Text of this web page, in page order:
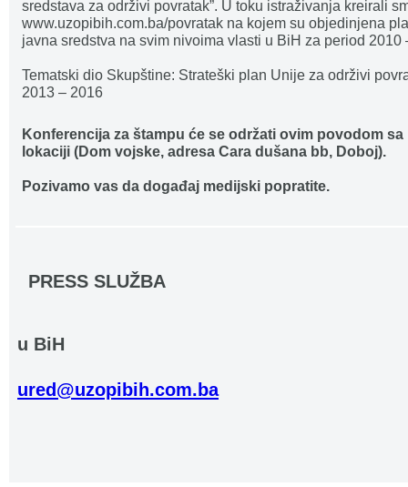
sredstava za održivi povratak”. U toku istraživanja kreirali
www.uzopibih.com.ba/povratak na kojem su objedinjena
javna sredstva na svim nivoima vlasti u BiH za period 2010
Tematski dio Skupštine: Strateški plan Unije za održivi
2013 – 2016
Konferencija za štampu će se održati ovim povodom
lokaciji (Dom vojske, adresa Cara dušana bb, Doboj).
Pozivamo vas da događaj medijski popratite.
PRESS SLUŽBA
u BiH
ured@uzopibih.com.ba